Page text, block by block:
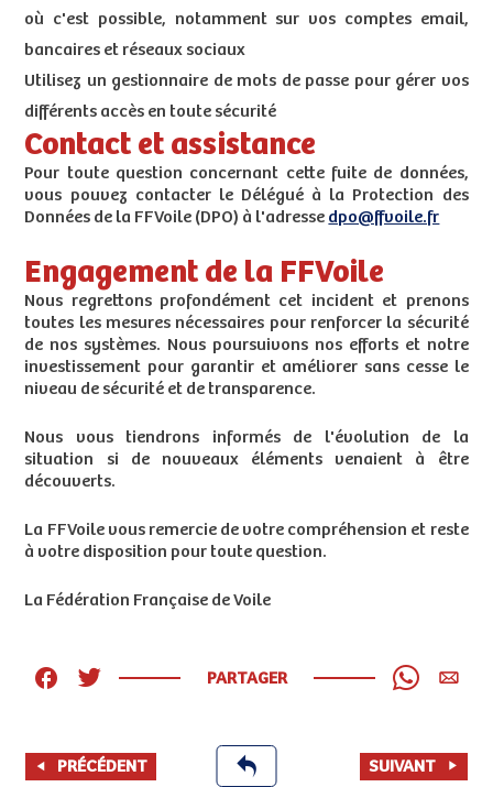
où c'est possible, notamment sur vos comptes email,
bancaires et réseaux sociaux
Utilisez un gestionnaire de mots de passe pour gérer vos
différents accès en toute sécurité
Contact et assistance
Pour toute question concernant cette fuite de données,
vous pouvez contacter le Délégué à la Protection des
Données de la FFVoile (DPO) à l'adresse dpo@ffvoile.fr
Engagement de la FFVoile
Nous regrettons profondément cet incident et prenons
toutes les mesures nécessaires pour renforcer la sécurité
de nos systèmes. Nous poursuivons nos efforts et notre
investissement pour garantir et améliorer sans cesse le
niveau de sécurité et de transparence.
Nous vous tiendrons informés de l'évolution de la
situation si de nouveaux éléments venaient à être
découverts.
La FFVoile vous remercie de votre compréhension et reste
à votre disposition pour toute question.
La Fédération Française de Voile
PARTAGER
PRÉCÉDENT SUIVANT